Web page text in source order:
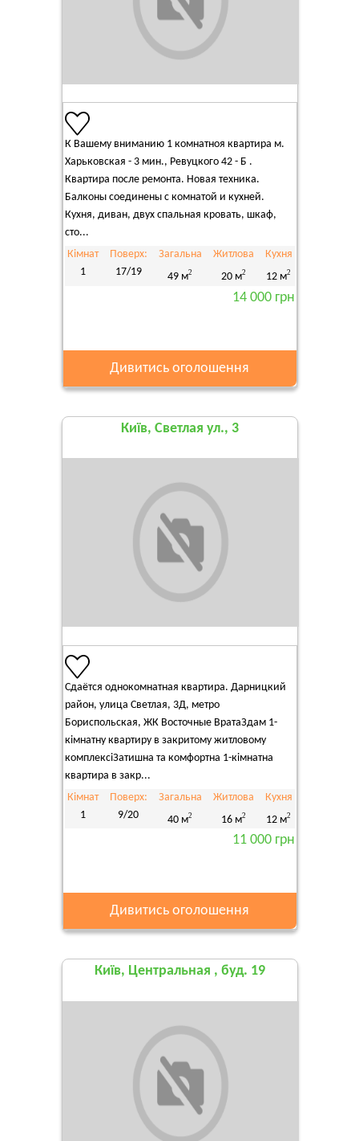
К Вашему вниманию 1 комнатноя квартира м.
Харьковская - 3 мин., Ревуцкого 42 - Б .
Квартира после ремонта. Новая техника.
Балконы соединены с комнатой и кухней.
Кухня, диван, двух спальная кровать, шкаф,
сто...
Кімнат
1
Поверх:
17/19
Загальна
49 м2
Житлова
20 м2
Кухня
12 м2
14 000 грн
Дивитись оголошення
Київ, Светлая ул., 3
Сдаётся однокомнатная квартира. Дарницкий
район, улица Светлая, 3Д, метро
Бориспольская, ЖК Восточные ВратаЗдам 1-
кімнатну квартиру в закритому житловому
комплексіЗатишна та комфортна 1-кімнатна
квартира в закр...
Кімнат
1
Поверх:
9/20
Загальна
40 м2
Житлова
16 м2
Кухня
12 м2
11 000 грн
Дивитись оголошення
Київ, Центральная , буд. 19